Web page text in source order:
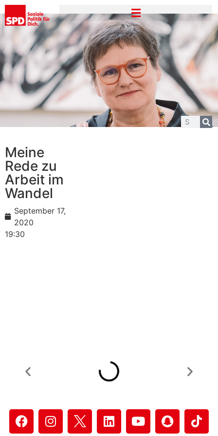
Meine
Rede zu
Arbeit im
Wandel
September 17,
2020
19:30